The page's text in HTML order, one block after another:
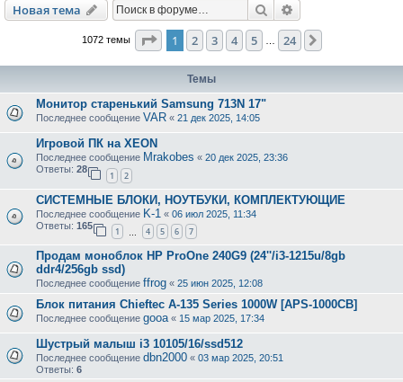
Новая тема Поиск
1072 темы Страница из 24
1 2 3 4 5 24
Темы
Монитор старенький Samsung 713N 17"
Последнее сообщение VAR « 21 дек 2025, 14:05
Игровой ПК на XEON
Последнее сообщение Mrakobes « 20 дек 2025, 23:36
Ответы: 28
1 2
СИСТЕМНЫЕ БЛОКИ, НОУТБУКИ, КОМПЛЕКТУЮЩИЕ
Последнее сообщение K-1 « 06 июл 2025, 11:34
Ответы: 165
1 4 5 6 7
Продам моноблок HP ProOne 240G9 (24''/i3-1215u/8gb
ddr4/256gb ssd)
Последнее сообщение ffrog « 25 июн 2025, 12:08
Блок питания Chieftec A-135 Series 1000W [APS-1000CB]
Последнее сообщение gooa « 15 мар 2025, 17:34
Шустрый малыш i3 10105/16/ssd512
Последнее сообщение dbn2000 « 03 мар 2025, 20:51
Ответы: 6